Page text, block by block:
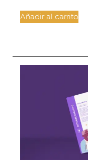
Añadir al carrito